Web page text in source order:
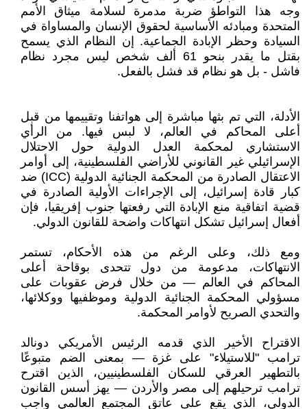
وجه هذا التواطؤ ضربة مدمرة لسلامة ميثاق الأمم
المتحدة ومبادئه الأساسية لحقوق الإنسان والمساواة في
السيادة وحظر الإبادة الجماعية. إن النظام الذي يسمح
بقتل ما يقدر بنحو 61 ألف شخص ليس مجرد نظام
فاشل - بل هو نظام قد فشل بالفعل.
الأدلة، التي تم بثها مباشرة إلى هواتفنا وتقييمها من قبل
أعلى المحاكم في العالم، لا لبس فيها. من الرأي
الاستشاري لمحكمة العدل الدولية حول الاحتلال
الإسرائيلي غير القانوني للأراضي الفلسطينية، إلى أوامر
الاعتقال الصادرة من المحكمة الجنائية الدولية (ICC) ضد
كبار قادة إسرائيل، إلى الإجراءات الأولية الصادرة في
قضية اتفاقية منع الإبادة التي رفعتها جنوب إفريقيا، فإن
أفعال إسرائيل تشكل انتهاكات واضحة للقانون الدولي.
ومع ذلك، وعلى الرغم من هذه الأحكام، تستمر
الانتهاكات، مدعومة من دول تتحدى بوقاحة أعلى
المحاكم في العالم — من خلال فرض عقوبات على
مسؤولي المحكمة الجنائية الدولية وموظفيها ووكلائها،
والتحدي الصريح لأوامر المحكمة.
الاقتراح الأخير الذي قدمه الرئيس الأمريكي دونالد
ترامب "للاستيلاء" على غزة — بمعنى الضم متبوعًا
بالتطهير العرقي للسكان الفلسطينيين، الذين اقترح
ترامب ترحيلهم إلى مصر والأردن — يهز أسس القانون
الدولي، الذي يقع على عاتق المجتمع العالمي واجب